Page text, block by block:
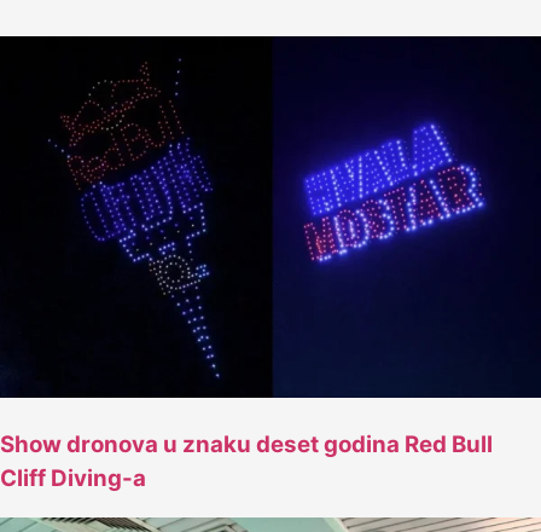
Show dronova u znaku deset godina Red Bull
Cliff Diving-a